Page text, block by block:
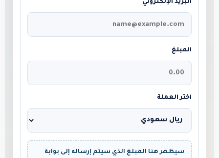
السعودية
البريد الإلكتروني
المبلغ
اختر العملة
سيظهر هنا المبلغ الذي سيتم إرساله إلى بوابة